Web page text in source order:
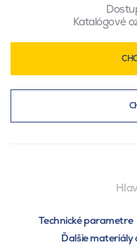
Katalógové
Technické parametre
Ďalšie materiály